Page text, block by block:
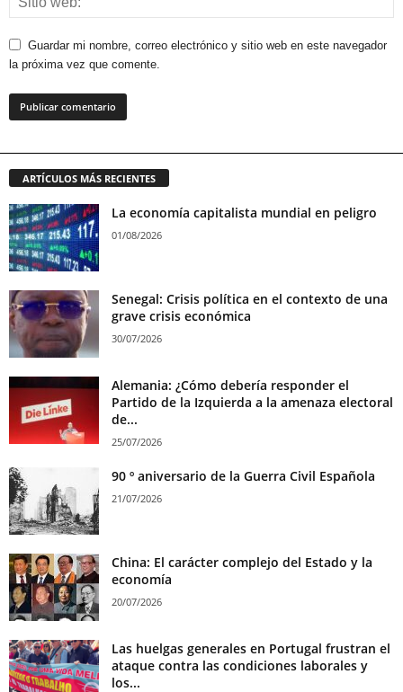
Guardar mi nombre, correo electrónico y sitio web en este navegador
la próxima vez que comente.
ARTÍCULOS MÁS RECIENTES
La economía capitalista mundial en peligro
01/08/2026
Senegal: Crisis política en el contexto de una
grave crisis económica
30/07/2026
Alemania: ¿Cómo debería responder el
Partido de la Izquierda a la amenaza electoral
de...
25/07/2026
90 º aniversario de la Guerra Civil Española
21/07/2026
China: El carácter complejo del Estado y la
economía
20/07/2026
Las huelgas generales en Portugal frustran el
ataque contra las condiciones laborales y
los...